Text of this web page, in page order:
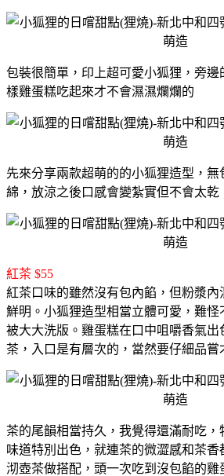
包裝很簡單，印上超可愛小狐狸，旁
樣雞蛋糕吃起來才不會濕濕爛爛的
先來分享兩款超萌的的小狐狸造型，
綿，放涼之後口感會變紮實但不會太乾
紅茶 $55
紅茶口味的雖然沒有包內餡，但粉漿內
鮮明。 小狐狸造型相當立體可愛，難
被大大洗版。 雞蛋糕在口中咀嚼香氣出
茶，入口是有層次的，當然要仔細品嘗
茶的尾韻相當持久，我覺得還滿耐吃，
味道特別出色， 就連茶的微澀感和茶
沏壺茶做搭配， 頭一次吃到沒包餡的